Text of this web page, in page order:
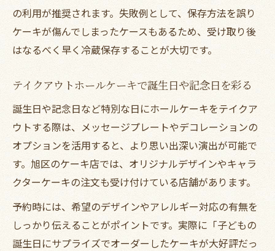
旭区周辺で持ち帰りしやすいケーキ比較
テイクアウトで持ち帰りしやすいホールケ
旭区周辺の持ち帰りやすいケーキ特徴を比
手土産にも最適なテイクアウトホールケー
キの選び方
人気の持ち帰りケーキをテイクアウトで楽
しむ方法
持ち帰り重視で選ぶ旭区のホールケーキ事
情
テイクアウトホールケーキでお祝いを彩るコツ
の利用が推奨されます。失敗例として、保存方法を誤り
ケーキが傷んでしまったケースもあるため、受け取り後
はなるべく早く冷蔵保存することが大切です。
テイクアウトホールケーキで誕生日や記念日を彩る
誕生日や記念日など特別な日にホールケーキをテイクア
ウトする際は、メッセージプレートやデコレーションの
オプションを活用すると、より思い出深い演出が可能で
す。旭区のケーキ店では、オリジナルデザインやキャラ
クターケーキの注文も受け付けている店舗があります。
予約時には、希望のデザインやアレルギー対応の有無を
しっかり伝えることがポイントです。実際に「子どもの
誕生日にサプライズでオーダーしたケーキが大好評だっ